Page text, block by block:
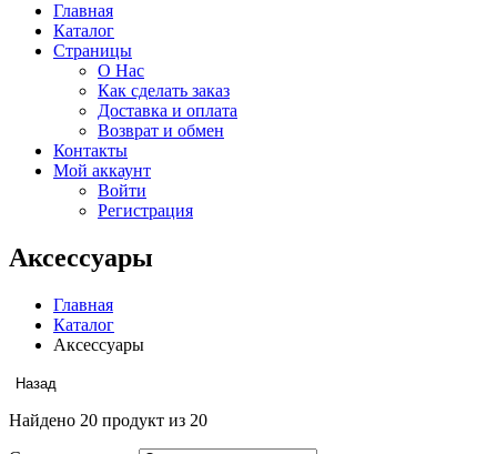
Главная
Каталог
Страницы
О Нас
Как сделать заказ
Доставка и оплата
Возврат и обмен
Контакты
Мой аккаунт
Войти
Регистрация
Аксессуары
Главная
Каталог
Аксессуары
Назад
Найдено 20 продукт из 20